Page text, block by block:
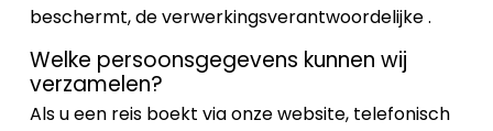
beschermt, de verwerkingsverantwoordelijke .
Welke persoonsgegevens kunnen wij
verzamelen?
Als u een reis boekt via onze website, telefonisch